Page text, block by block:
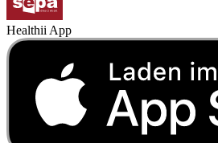
Healthii App